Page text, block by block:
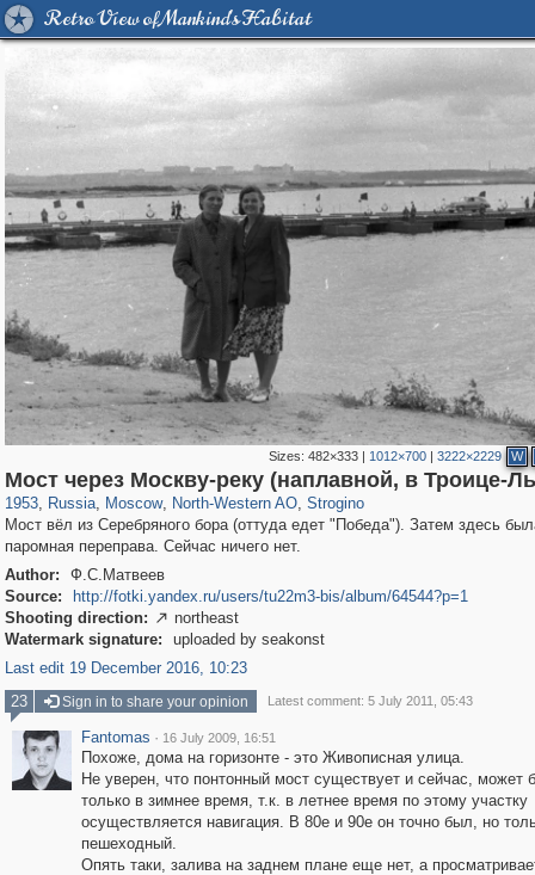
Retro View of Mankind's Habitat
Sizes:482×333 | 1012×700 |3222×2229 W
Мост через Москву-реку (наплавной, в Троице-
1953, Russia
1,407,212 29,248
, Moscow
319,878 8,286
, North-Western AO
8,080 112
, Strogino
1,110 13
Мост вёл из Серебряного бора (оттуда едет "Победа"). Затем здесь
паромная переправа. Сейчас ничего нет.
Author:
Ф.С.Матвеев
Source:
http://fotki.yandex.ru/users/tu22m3-bis/album/64544?p=1
Shooting direction:  northeast
Watermark signature:
uploaded by seakonst
Last edit 19 December 2016, 10:23
23
Sign in to share your opinion Latest comment: 5 July 2011, 05:43
Fantomas · 16 July 2009, 16:51
Похоже, дома на горизонте - это Живописная улица.
Не уверен, что понтонный мост существует и сейчас, может
только в зимнее время, т.к. в летнее время по этому участку
осуществляется навигация. В 80е и 90е он точно был, но
пешеходный.
Опять таки, залива на заднем плане еще нет, а